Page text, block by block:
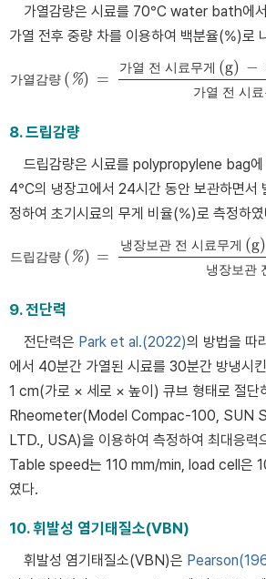
가열감량은 시료를 70°C water bath에
가열 전후 중량 차를 이용하여 백분율(%)로
가열감량 ( %) =
가열 전 시료무게 (g) −
가열 전 시 료
가열감량 %= 가열 전 시료무게g−가열 후 시료
8. 드립감량
드립감량은 시료를 polypropylene bag에
4°C의 냉장고에서 24시간 동안 보관하면서
정하여 초기시료의 무게 비율(%)로 측정하
드립감량 ( %) =
냉장보관 전 시료무게 (g)
냉장보관
드립감량%= 냉장보관 전 시료무게g−냉장보관
9. 전단력
전단력은 Park et al.(2022)의 방법을
에서 40분간 가열된 시료를 30분간 방냉시
1 cm(가로 × 세로 × 높이) 큐브 형태로 절단
Rheometer(Model Compac-100, SUN
LTD., USA)을 이용하여 측정하여 최대응력
Table speed는 110 mm/min, load cell은
였다.
10. 휘발성 염기태질소(VBN)
휘발성 염기태질소(VBN)은